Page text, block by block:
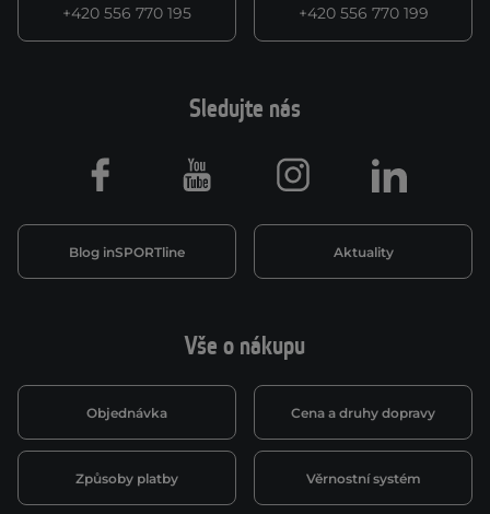
+420 556 770 195 +420 556 770 199
Vše o nákupu
Objednávka Cena a druhy dopravy
Způsoby platby Věrnostní systém
Sledujte nás
Blog inSPORTline Aktuality
Facebook Youtube Instagram LinkedIn